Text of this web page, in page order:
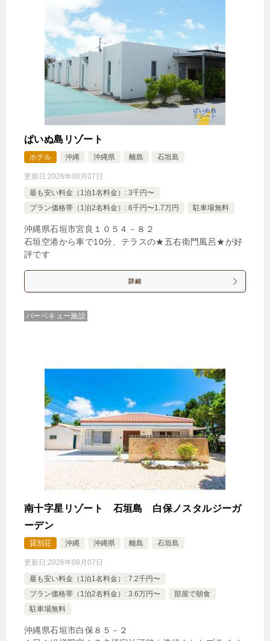
ぱいぬ島リゾート
ホテル 沖縄 沖縄県 離島 石垣島
更新日:2026年08月07日
最も安い料金（1泊1名料金）: 3千円〜
プラン価格帯（1泊2名料金）: 6千円〜1.7万円
駐車場無料
沖縄県石垣市宮良１０５４－８２
石垣空港から車で10分、テラスの★五右衛門風呂★が好
評です
詳細
バーベキュー施設
南十字星リゾート 石垣島 白保ノスタルジーガ
ーデン
貸別荘 沖縄 沖縄県 離島 石垣島
更新日:2026年08月07日
最も安い料金（1泊1名料金）: 7.2千円〜
プラン価格帯（1泊2名料金）: 3.6万円〜
部屋で朝食
駐車場無料
沖縄県石垣市白保８５－２